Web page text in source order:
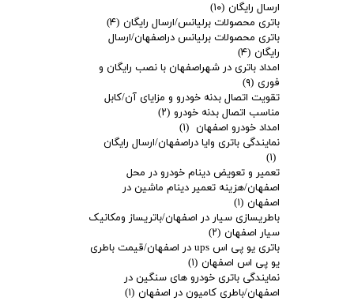
ارسال رایگان (۱۰)
باتری محصولات برلیانس/ارسال رایگان (۴)
باتری محصولات برلیانس دراصفهان/ارسال
رایگان (۴)
امداد باتری در شهراصفهان با نصب رایگان و
فوری (۹)
تقویت اتصال بدنه خودرو و مزایای آن/کابل
مناسب اتصال بدنه خودرو (۲)
امداد خودرو اصفهان (۱)
نمایندگی باتری وایا دراصفهان/ارسال رایگان
(۱)
تعمیر و تعویض دینام خودرو در محل
اصفهان/هزینه تعمیر دینام ماشین در
اصفهان (۱)
باطریسازی سیار در اصفهان/باتریساز ومکانیک
سیار اصفهان (۲)
باتری یو پی اس ups در اصفهان/قیمت باطری
یو پی اس اصفهان (۱)
نمایندگی باتری خودرو های سنگین در
اصفهان/باطری کامیون در اصفهان (۱)